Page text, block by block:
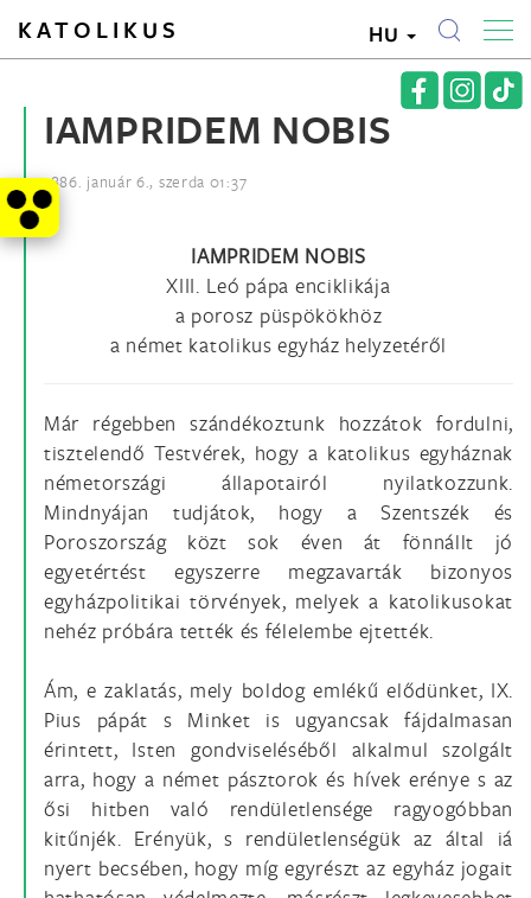
KATOLIKUS HU
IAMPRIDEM NOBIS
1886. január 6., szerda 01:37
IAMPRIDEM NOBIS
XIII. Leó pápa enciklikája
a porosz püspökökhöz
a német katolikus egyház helyzetéről
Már régebben szándékoztunk hozzátok fordulni,
tisztelendő Testvérek, hogy a katolikus egyháznak
németországi állapotairól nyilatkozzunk.
Mindnyájan tudjátok, hogy a Szentszék és
Poroszország közt sok éven át fönnállt jó
egyetértést egyszerre megzavarták bizonyos
egyházpolitikai törvények, melyek a katolikusokat
nehéz próbára tették és félelembe ejtették.
Ám, e zaklatás, mely boldog emlékű elődünket, IX.
Pius pápát s Minket is ugyancsak fájdalmasan
érintett, Isten gondviseléséből alkalmul szolgált
arra, hogy a német pásztorok és hívek erénye s az
ősi hitben való rendületlensége ragyogóbban
kitűnjék. Erényük, s rendületlenségük az által iá
nyert becsében, hogy míg egyrészt az egyház jogait